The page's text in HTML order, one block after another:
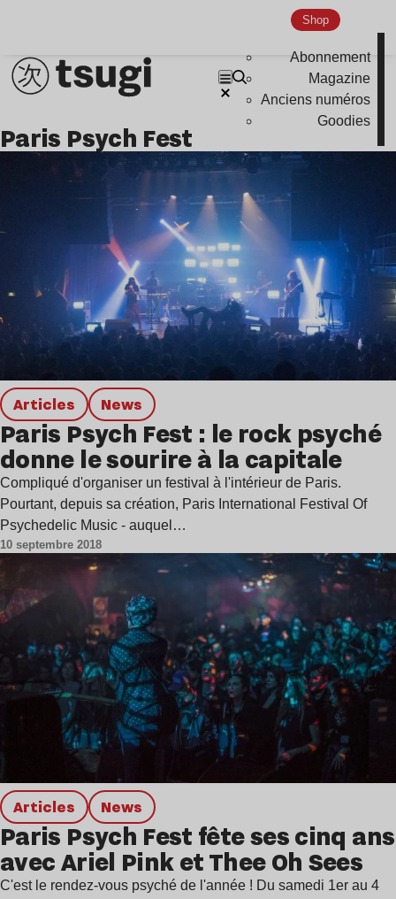
Shop
Abonnement
Magazine
Anciens numéros
Goodies
Paris Psych Fest
Articles news
Paris Psych Fest : le rock psyché
donne le sourire à la capitale
Compliqué d'organiser un festival à l'intérieur de Paris.
Pourtant, depuis sa création, Paris International Festival Of
Psychedelic Music - auquel…
10 septembre 2018
Articles news
Paris Psych Fest fête ses cinq ans
avec Ariel Pink et Thee Oh Sees
C'est le rendez-vous psyché de l'année ! Du samedi 1er au 4